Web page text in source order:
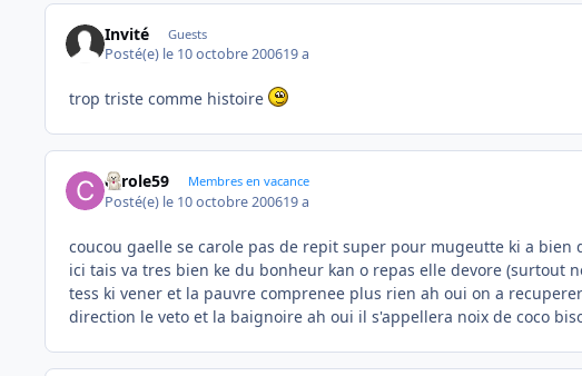
Invité Guests
Posté(e) le 10 octobre 200619 a
trop triste comme histoire
carole59 Membres en vacance
Posté(e) le 10 octobre 200619 a
coucou gaelle se carole pas de repit super pour mugeutte ki a
ici tais va tres bien ke du bonheur kan o repas elle devore (surtout
tess ki vener et la pauvre comprenee plus rien ah oui on a
direction le veto et la baignoire ah oui il s'appellera noix de coco